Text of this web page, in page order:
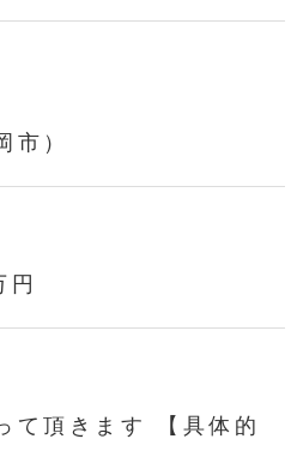
市）
て頂きます 【具体的